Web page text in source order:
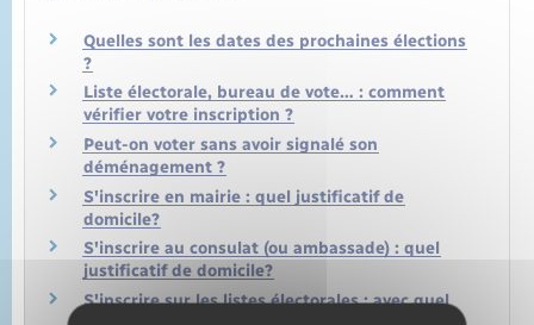
Quelles sont les dates des prochaines élections
?
Liste électorale, bureau de vote… : comment
vérifier votre inscription ?
Peut-on voter sans avoir signalé son
déménagement ?
S'inscrire en mairie : quel justificatif de
domicile?
S'inscrire au consulat (ou ambassade) : quel
justificatif de domicile?
S'inscrire sur les listes électorales : avec quel